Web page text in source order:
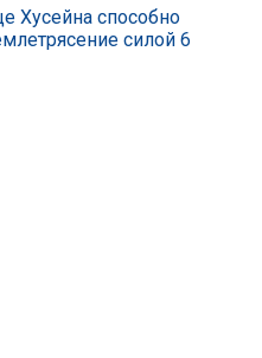
Хусейна способно
силой 6